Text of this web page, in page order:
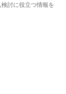
討に役立つ情報を